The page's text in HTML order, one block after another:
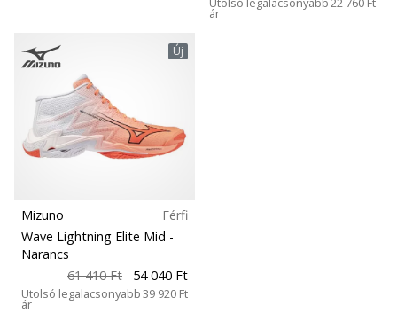
ár
Új
Mizuno
Férfi
Wave Lightning Elite Mid -
Narancs
61 410 Ft
54 040 Ft
Utolsó legalacsonyabb
ár
39 920 Ft